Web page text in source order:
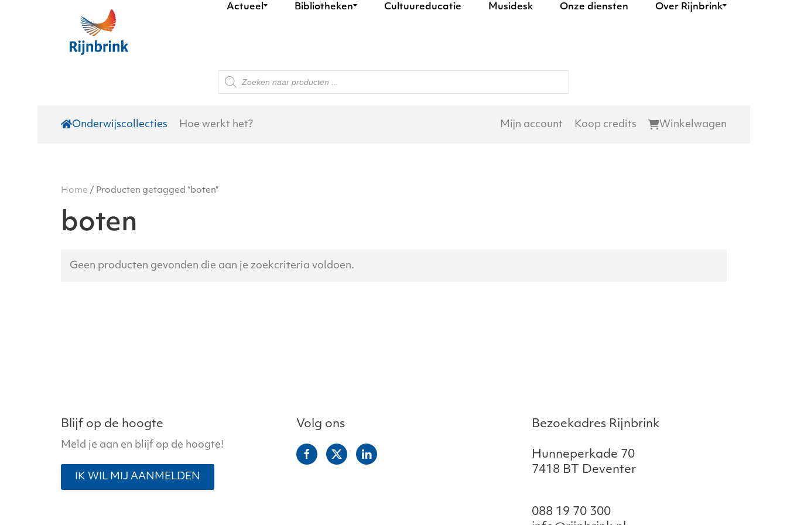
Skip to main content
Actueel Bibliotheken Cultuureducatie Musidesk Onze diensten Over Rijnbrink
Producten
zoeken
Onderwijscollecties Hoe werkt het? Mijn account Koop credits Winkelwagen
Home / Producten getagged “boten”
boten
Geen producten gevonden die aan je zoekcriteria voldoen.
Blijf op de hoogte
Meld je aan en blijf op de hoogte!
IK WIL MIJ AANMELDEN
Volg ons Bezoekadres Rijnbrink
Hunneperkade 70
7418 BT Deventer
088 19 70 300